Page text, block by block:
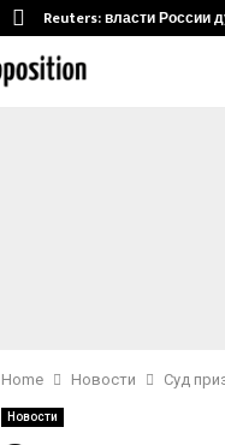
Reuters: власти России
Home Новости Суд
Новости